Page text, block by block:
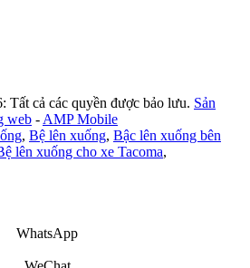
Tất cả các quyền được bảo lưu. Sản
web - AMP Mobile
, Bệ lên xuống, Bậc lên xuống bên
lên xuống cho xe Tacoma,
WhatsApp